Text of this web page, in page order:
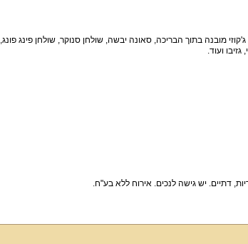
מובנה בתוך הבריכה, סאונה יבשה, שולחן סנוקר, שולחן פינג פונג,
ועוד.
דתיים. יש גישה לנכים. אירוח ללא בע"ח.